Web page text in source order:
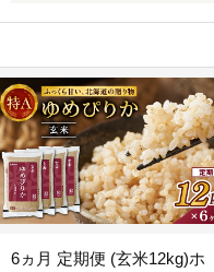
6ヵ月 定期便 (玄米12kg)ホ